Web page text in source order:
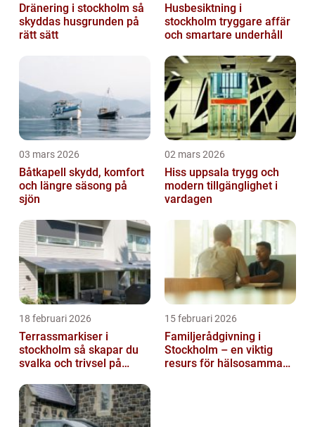
Dränering i stockholm så
skyddas husgrunden på
rätt sätt
Husbesiktning i
stockholm tryggare affär
och smartare underhåll
03 mars 2026
Båtkapell skydd, komfort
och längre säsong på
sjön
02 mars 2026
Hiss uppsala trygg och
modern tillgänglighet i
vardagen
18 februari 2026
Terrassmarkiser i
stockholm så skapar du
svalka och trivsel på
15 februari 2026
Familjerådgivning i
Stockholm – en viktig
resurs för hälsosamma